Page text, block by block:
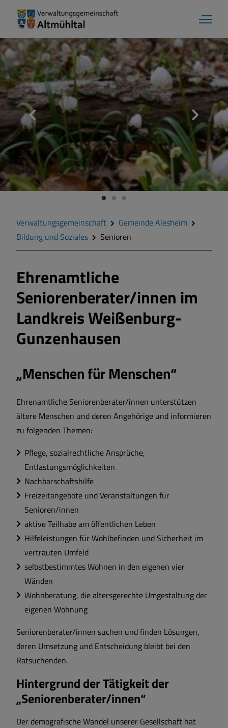
Gemeinde Alesheim
Grußwort
Kontakt
Zahlen und Daten
Geschichte
Gemeinderat
Gemeindeteile
Bildung und Soziales
Sport und Freizeit
Satzungen und Verordnungen
Sehenswertes
Breitbandversorgung
Wärmeplanung
Verwaltungsgemeinschaft
Gemeinde Alesheim
Bildung und Soziales
Senioren
Ehrenamtliche
Seniorenberater/innen im
Landkreis Weißenburg-
Gunzenhausen
„Menschen für Menschen“
Ehrenamtliche Seniorenberater/innen unterstützen
ältere Menschen und deren Angehörige und informieren
zu folgenden Themen:
Pflege, sozialrechtliche Ansprüche,
Entlastungsmöglichkeiten
Nachbarschaftshilfe
Freizeitangebote und Veranstaltungen für
Senioren/innen
aktive Teilhabe am öffentlichen Leben
Hilfeleistungen für Wohlbefinden und Sicherheit im
vertrauten Umfeld
selbstbestimmtes Wohnen in den eigenen vier
Wänden
Wohnberatung, die altersgerechte Umgestaltung der
eigenen Wohnung
Seniorenberater/innen suchen und finden Lösungen,
deren Umsetzung und Entscheidung bleibt bei den
Ratsuchenden.
Hintergrund der Tätigkeit der
„Seniorenberater/innen“
Der demografische Wandel unserer Gesellschaft hat